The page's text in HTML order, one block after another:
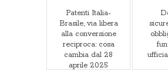
Patenti Italia-
Brasile, via libera
alla conversione
reciproca: cosa
cambia dal 28
aprile 2025